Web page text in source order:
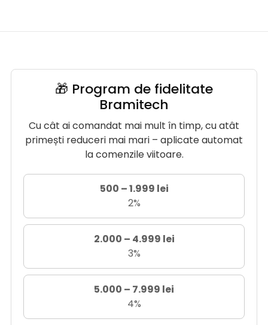
🎁 Program de fidelitate
Bramitech
Cu cât ai comandat mai mult în timp, cu atât
primești reduceri mai mari – aplicate automat
la comenzile viitoare.
500 – 1.999 lei
2%
2.000 – 4.999 lei
3%
5.000 – 7.999 lei
4%